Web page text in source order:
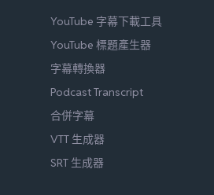
YouTube 字幕下載工具
YouTube 標題產生器
字幕轉換器
Podcast Transcript
合併字幕
VTT 生成器
SRT 生成器